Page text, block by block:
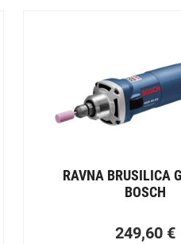
RAVNA BRUSILICA
BOSCH
249,60 €